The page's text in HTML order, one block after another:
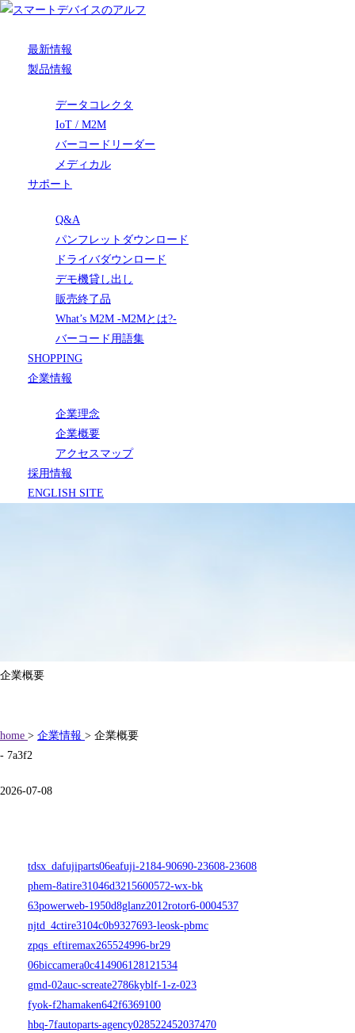
最新情報
製品情報
データコレクタ
IoT / M2M
バーコードリーダー
メディカル
サポート
Q&A
パンフレットダウンロード
ドライバダウンロード
デモ機貸し出し
販売終了品
What’s M2M -M2Mとは?-
バーコード用語集
SHOPPING
企業情報
企業理念
企業概要
アクセスマップ
採用情報
ENGLISH SITE
企業概要
home > 企業情報 > 企業概要
- 7a3f2
2026-07-08
tdsx_dafujiparts06eafuji-2184-90690-23608-23608
phem-8atire31046d3215600572-wx-bk
63powerweb-1950d8glanz2012rotor6-0004537
njtd_4ctire3104c0b9327693-leosk-pbmc
zpqs_eftiremax265524996-br29
06biccamera0c414906128121534
gmd-02auc-screate2786kyblf-1-z-023
fyok-f2hamaken642f6369100
hbq-7fautoparts-agency028522452037470